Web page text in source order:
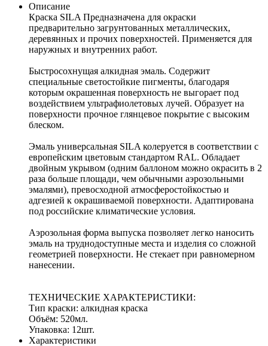
Описание
Краска SILA Предназначена для окраски
предварительно загрунтованных металлических,
деревянных и прочих поверхностей. Применяется для
наружных и внутренних работ.
Быстросохнущая алкидная эмаль. Содержит
специальные светостойкие пигменты, благодаря
которым окрашенная поверхность не выгорает под
воздействием ультрафиолетовых лучей. Образует на
поверхности прочное глянцевое покрытие с высоким
блеском.
Эмаль универсальная SILA колеруется в соответствии с
европейским цветовым стандартом RAL. Обладает
двойным укрывом (одним баллоном можно окрасить в 2
раза больше площади, чем обычными аэрозольными
эмалями), превосходной атмосферостойкостью и
адгезией к окрашиваемой поверхности. Адаптирована
под российские климатические условия.
Аэрозольная форма выпуска позволяет легко наносить
эмаль на труднодоступные места и изделия со сложной
геометрией поверхности. Не стекает при равномерном
нанесении.
ТЕХНИЧЕСКИЕ ХАРАКТЕРИСТИКИ:
Тип краски: алкидная краска
Объём: 520мл.
Упаковка: 12шт.
Характеристики